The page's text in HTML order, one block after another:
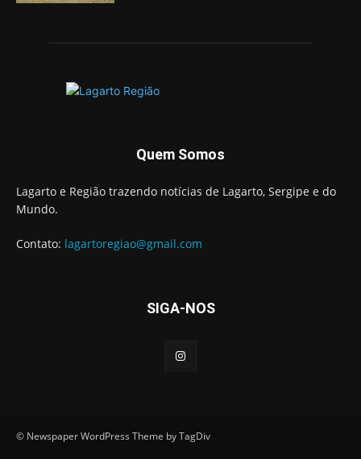
Quem Somos
Lagarto e Região trazendo notícias de Lagarto, Sergipe e do
Mundo.
Contato: lagartoregiao@gmail.com
SIGA-NOS
© Newspaper WordPress Theme by TagDiv